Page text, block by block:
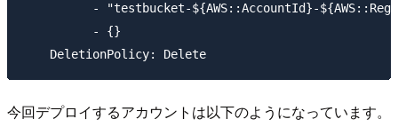
- "testbucket-${AWS::AccountId}-
          - {}
今回デプロイするアカウントは以下のようになっています。